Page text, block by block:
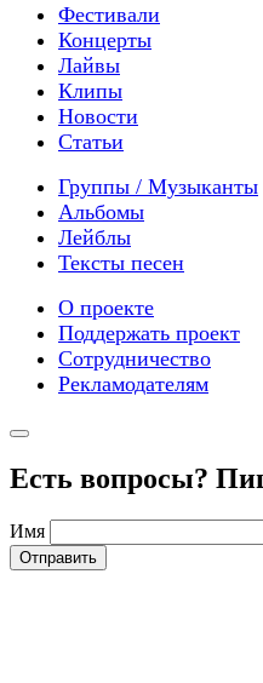
Фестивали
Концерты
Лайвы
Клипы
Новости
Статьи
Группы / Музыканты
Альбомы
Лейблы
Тексты песен
О проекте
Поддержать проект
Сотрудничество
Рекламодателям
Есть вопросы?
Имя